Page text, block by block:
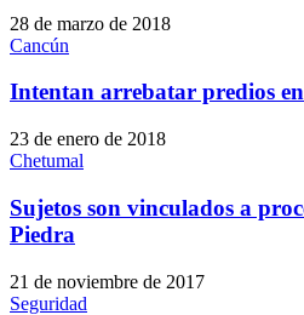
28 de marzo de 2018
Cancún
Intentan arrebatar predios
23 de enero de 2018
Chetumal
Sujetos son vinculados a
Piedra
21 de noviembre de 2017
Seguridad